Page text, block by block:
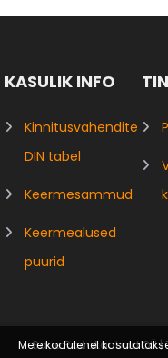
KASULIK INFO
Kinnitusvahendite
DIN tabel
Keermesammud
Keermealused
puurid
Saue Rauakaubad OÜ |
Meie kodulehel